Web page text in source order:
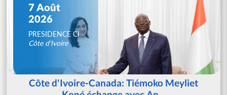
7 Août
2026
PRESIDENCE CI
Côte d'Ivoire
Côte d'Ivoire-Canada: Tiémoko Meyliet